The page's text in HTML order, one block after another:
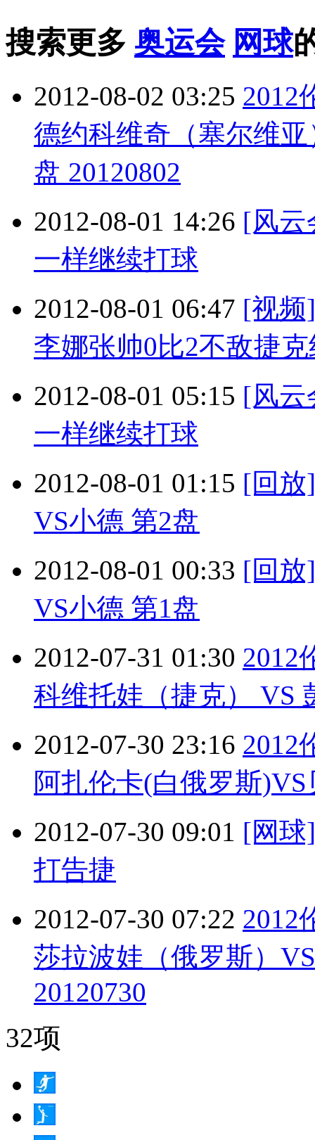
搜索更多 奥运会 网球
2012-08-02 03:25 2012
德约科维奇（塞尔维
盘 20120802
2012-08-01 14:26 [风云
一样继续打球
2012-08-01 06:47 [视频
李娜张帅0比2不敌捷
2012-08-01 05:15 [风云
一样继续打球
2012-08-01 01:15 [回放
VS小德 第2盘
2012-08-01 00:33 [回放
VS小德 第1盘
2012-07-31 01:30 2012
科维托娃（捷克） VS
2012-07-30 23:16 2012
阿扎伦卡(白俄罗斯
2012-07-30 09:01 [网球
打告捷
2012-07-30 07:22 2012
莎拉波娃（俄罗斯）
20120730
32项